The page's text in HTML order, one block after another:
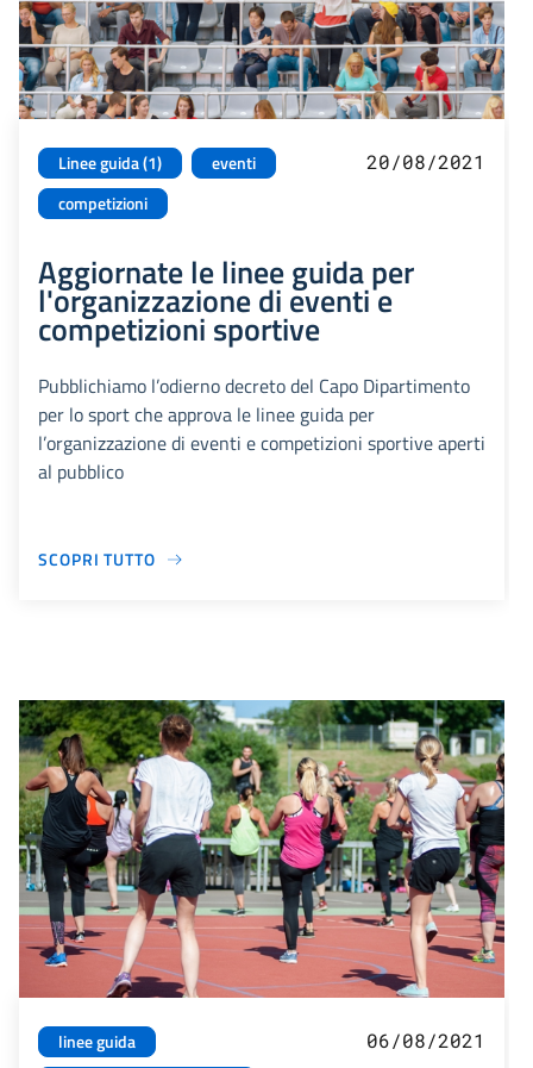
Linee guida (1)
eventi
competizioni
20/08/2021
Aggiornate le linee guida per
l'organizzazione di eventi e
competizioni sportive
Pubblichiamo l’odierno decreto del Capo Dipartimento
per lo sport che approva le linee guida per
l’organizzazione di eventi e competizioni sportive aperti
al pubblico
SCOPRI TUTTO
linee guida
06/08/2021